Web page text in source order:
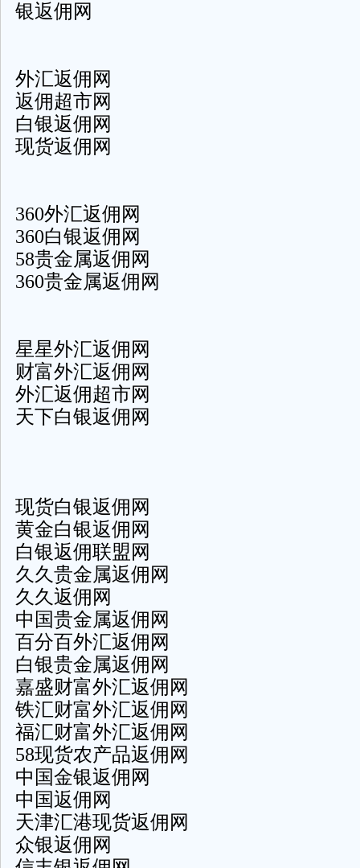
银返佣网
外汇返佣网
返佣超市网
白银返佣网
现货返佣网
360外汇返佣网
360白银返佣网
58贵金属返佣网
360贵金属返佣网
星星外汇返佣网
财富外汇返佣网
外汇返佣超市网
天下白银返佣网
现货白银返佣网
黄金白银返佣网
白银返佣联盟网
久久贵金属返佣网
久久返佣网
中国贵金属返佣网
百分百外汇返佣网
白银贵金属返佣网
嘉盛财富外汇返佣网
铁汇财富外汇返佣网
福汇财富外汇返佣网
58现货农产品返佣网
中国金银返佣网
中国返佣网
天津汇港现货返佣网
众银返佣网